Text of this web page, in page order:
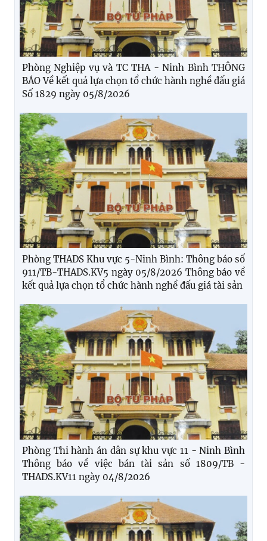
Phòng Nghiệp vụ và TC THA - Ninh Bình THÔNG
BÁO Về kết quả lựa chọn tổ chức hành nghề đấu giá
Số 1829 ngày 05/8/2026
Phòng THADS Khu vực 5-Ninh Bình: Thông báo số
911/TB-THADS.KV5 ngày 05/8/2026 Thông báo về
kết quả lựa chọn tổ chức hành nghề đấu giá tài sản
Phòng Thi hành án dân sự khu vực 11 - Ninh Bình
Thông báo về việc bán tài sản số 1809/TB -
THADS.KV11 ngày 04/8/2026